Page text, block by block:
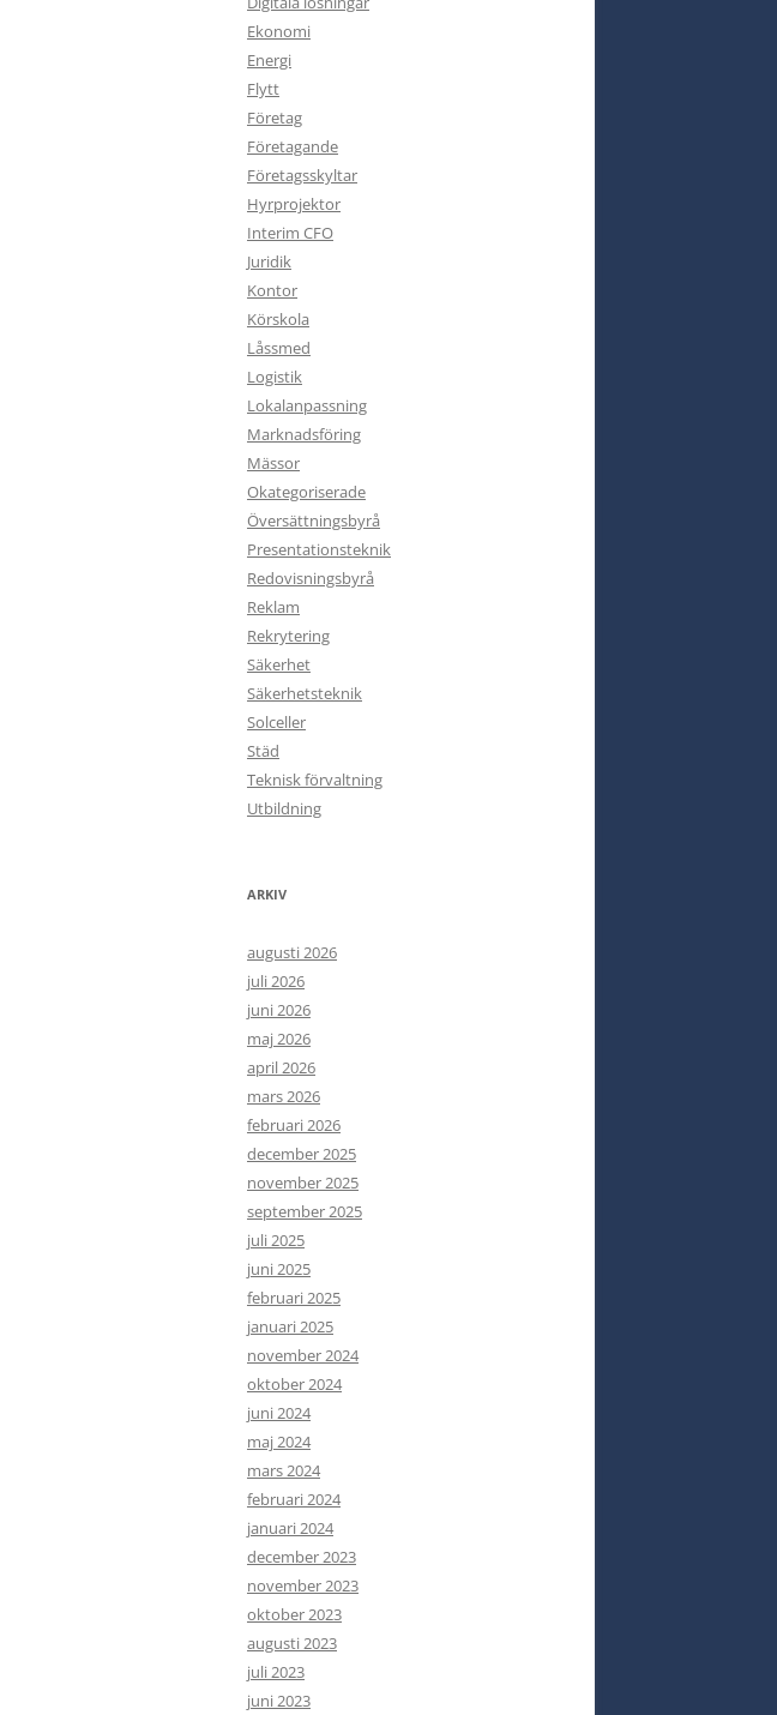
Ekonomi
Energi
Flytt
Företag
Företagande
Företagsskyltar
Hyrprojektor
Interim CFO
Juridik
Kontor
Körskola
Låssmed
Logistik
Lokalanpassning
Marknadsföring
Mässor
Okategoriserade
Översättningsbyrå
Presentationsteknik
Redovisningsbyrå
Reklam
Rekrytering
Säkerhet
Säkerhetsteknik
Solceller
Städ
Teknisk förvaltning
Utbildning
ARKIV
augusti 2026
juli 2026
juni 2026
maj 2026
april 2026
mars 2026
februari 2026
december 2025
november 2025
september 2025
juli 2025
juni 2025
februari 2025
januari 2025
november 2024
oktober 2024
juni 2024
maj 2024
mars 2024
februari 2024
januari 2024
december 2023
november 2023
oktober 2023
augusti 2023
juli 2023
juni 2023